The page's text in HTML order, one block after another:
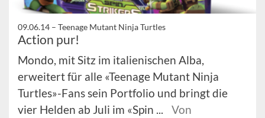
09.06.14 – Teenage Mutant Ninja Turtles
Action pur!
Mondo, mit Sitz im italienischen Alba,
erweitert für alle «Teenage Mutant Ninja
Turtles»-Fans sein Portfolio und bringt die
vier Helden ab Juli im «Spin ...
Von